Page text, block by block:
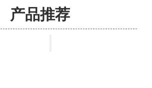
产品推荐